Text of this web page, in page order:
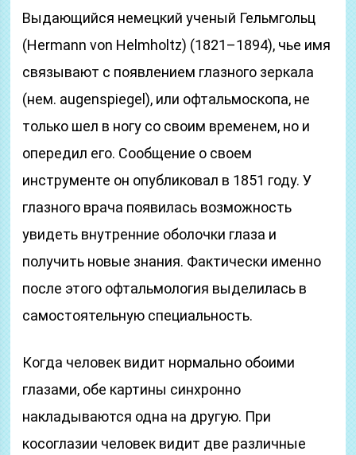
Выдающийся немецкий ученый Гельмгольц
(Hermann von Helmholtz) (1821–1894), чье имя
связывают с появлением глазного зеркала
(нем. augenspiegel), или офтальмоскопа, не
только шел в ногу со своим временем, но и
опередил его. Сообщение о своем
инструменте он опубликовал в 1851 году. У
глазного врача появилась возможность
увидеть внутренние оболочки глаза и
получить новые знания. Фактически именно
после этого офтальмология выделилась в
самостоятельную специальность.
Когда человек видит нормально обоими
глазами, обе картины синхронно
накладываются одна на другую. При
косоглазии человек видит две различные